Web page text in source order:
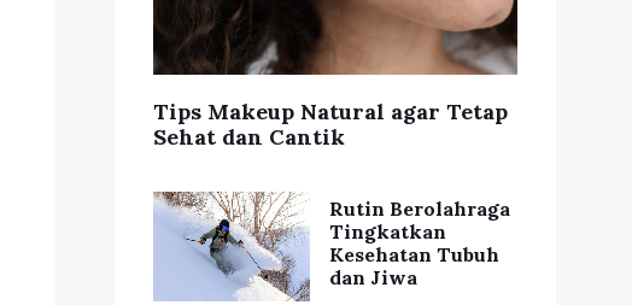
Tips Makeup Natural agar Tetap
Sehat dan Cantik
Rutin Berolahraga
Tingkatkan
Kesehatan Tubuh
dan Jiwa